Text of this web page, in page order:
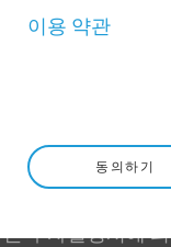
투자설명서에
이용 약관
동의하기